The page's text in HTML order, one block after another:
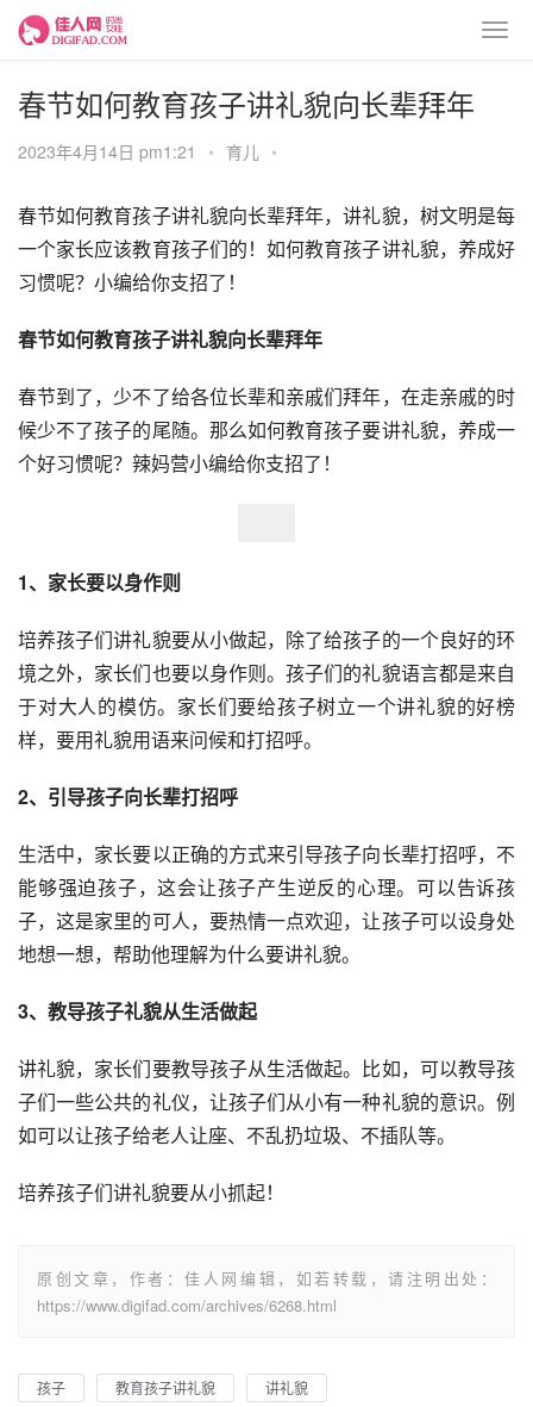
春节如何教育孩子讲礼貌向长辈拜年
2023年4月14日 pm1:21 • 育儿 •
春节如何教育孩子讲礼貌向长辈拜年，讲礼貌，树文明是每
一个家长应该教育孩子们的！如何教育孩子讲礼貌，养成好
习惯呢？小编给你支招了！
春节如何教育孩子讲礼貌向长辈拜年
春节到了，少不了给各位长辈和亲戚们拜年，在走亲戚的时
候少不了孩子的尾随。那么如何教育孩子要讲礼貌，养成一
个好习惯呢？辣妈营小编给你支招了！
1、家长要以身作则
培养孩子们讲礼貌要从小做起，除了给孩子的一个良好的环
境之外，家长们也要以身作则。孩子们的礼貌语言都是来自
于对大人的模仿。家长们要给孩子树立一个讲礼貌的好榜
样，要用礼貌用语来问候和打招呼。
2、引导孩子向长辈打招呼
生活中，家长要以正确的方式来引导孩子向长辈打招呼，不
能够强迫孩子，这会让孩子产生逆反的心理。可以告诉孩
子，这是家里的可人，要热情一点欢迎，让孩子可以设身处
地想一想，帮助他理解为什么要讲礼貌。
3、教导孩子礼貌从生活做起
讲礼貌，家长们要教导孩子从生活做起。比如，可以教导孩
子们一些公共的礼仪，让孩子们从小有一种礼貌的意识。例
如可以让孩子给老人让座、不乱扔垃圾、不插队等。
培养孩子们讲礼貌要从小抓起！
原创文章，作者：佳人网编辑，如若转载，请注明出处：
https://www.digifad.com/archives/6268.html
孩子 教育孩子讲礼貌 讲礼貌